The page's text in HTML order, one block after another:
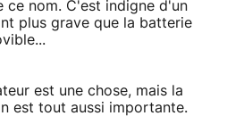
ce nom. C'est indigne d'un
plus grave que la batterie
est une chose, mais la
est tout aussi importante.